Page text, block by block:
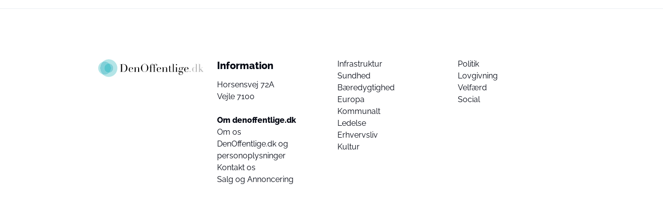
Information
Horsensvej 72A
Vejle 7100
Om denoffentlige.dk
Om os
DenOffentlige.dk og
personoplysninger
Kontakt os
Salg og Annoncering
Infrastruktur
Sundhed
Bæredygtighed
Europa
Kommunalt
Ledelse
Erhvervsliv
Kultur
Politik
Lovgivning
Velfærd
Social